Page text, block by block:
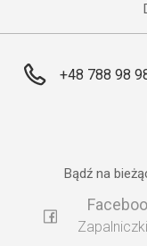
+48 788 98
Bądź na